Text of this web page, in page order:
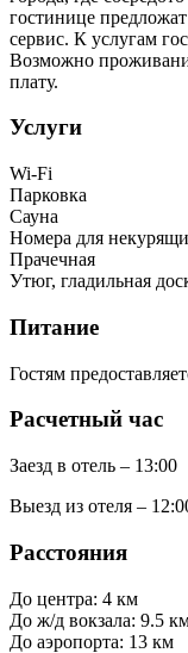
гостинице
сервис. К услугам
Возможно
плату.
Услуги
Wi-Fi
Парковка
Сауна
Номера для
Прачечная
Утюг, гладильная
Питание
Гостям
Расчетный час
Заезд в отель – 13:00
Выезд из отеля –
Расстояния
До центра: 4 км
До ж/д вокзала: 9.5
До аэропорта: 13 км